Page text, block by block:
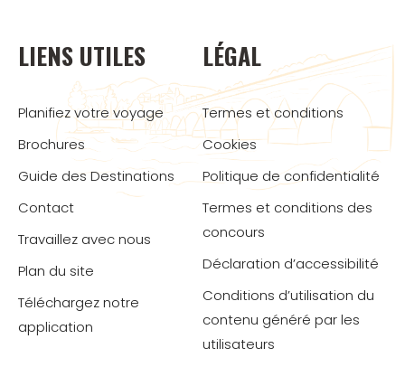
LIENS UTILES
Planifiez votre voyage
Brochures
Guide des Destinations
Contact
Travaillez avec nous
Plan du site
Téléchargez notre
application
LÉGAL
Termes et conditions
Cookies
Politique de confidentialité
Termes et conditions des
concours
Déclaration d’accessibilité
Conditions d’utilisation du
contenu généré par les
utilisateurs